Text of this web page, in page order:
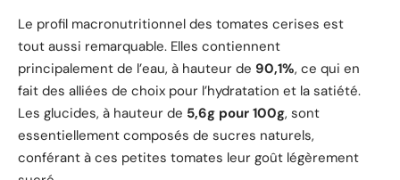
Le profil macronutritionnel des tomates cerises est
tout aussi remarquable. Elles contiennent
principalement de l’eau, à hauteur de 90,1%, ce qui en
fait des alliées de choix pour l’hydratation et la satiété.
Les glucides, à hauteur de 5,6g pour 100g, sont
essentiellement composés de sucres naturels,
conférant à ces petites tomates leur goût légèrement